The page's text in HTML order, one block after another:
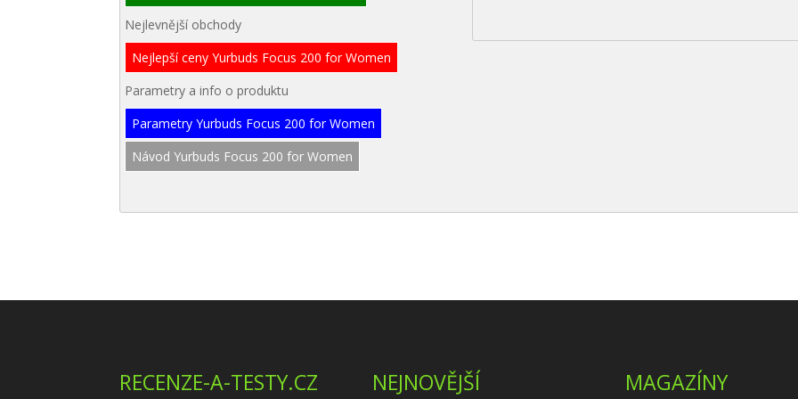
Nejlevnější obchody
Nejlepší ceny Yurbuds Focus 200 for Women
Parametry a info o produktu
Parametry Yurbuds Focus 200 for Women
Návod Yurbuds Focus 200 for Women
RECENZE-A-TESTY.CZ NEJNOVĚJŠÍ MAGAZÍNY